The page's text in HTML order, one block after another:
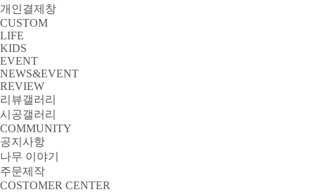
개인결제창
CUSTOM
LIFE
KIDS
EVENT
NEWS&EVENT
REVIEW
리뷰갤러리
시공갤러리
COMMUNITY
공지사항
나무 이야기
주문제작
COSTOMER CENTER